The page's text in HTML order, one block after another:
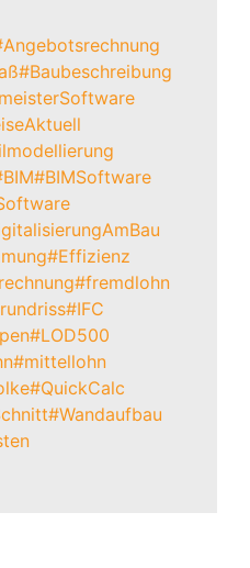
#Baubeschreibung
#BIMSoftware
#Effizienz
#fremdlohn
#IFC
#LOD500
#mittellohn
#QuickCalc
#Wandaufbau